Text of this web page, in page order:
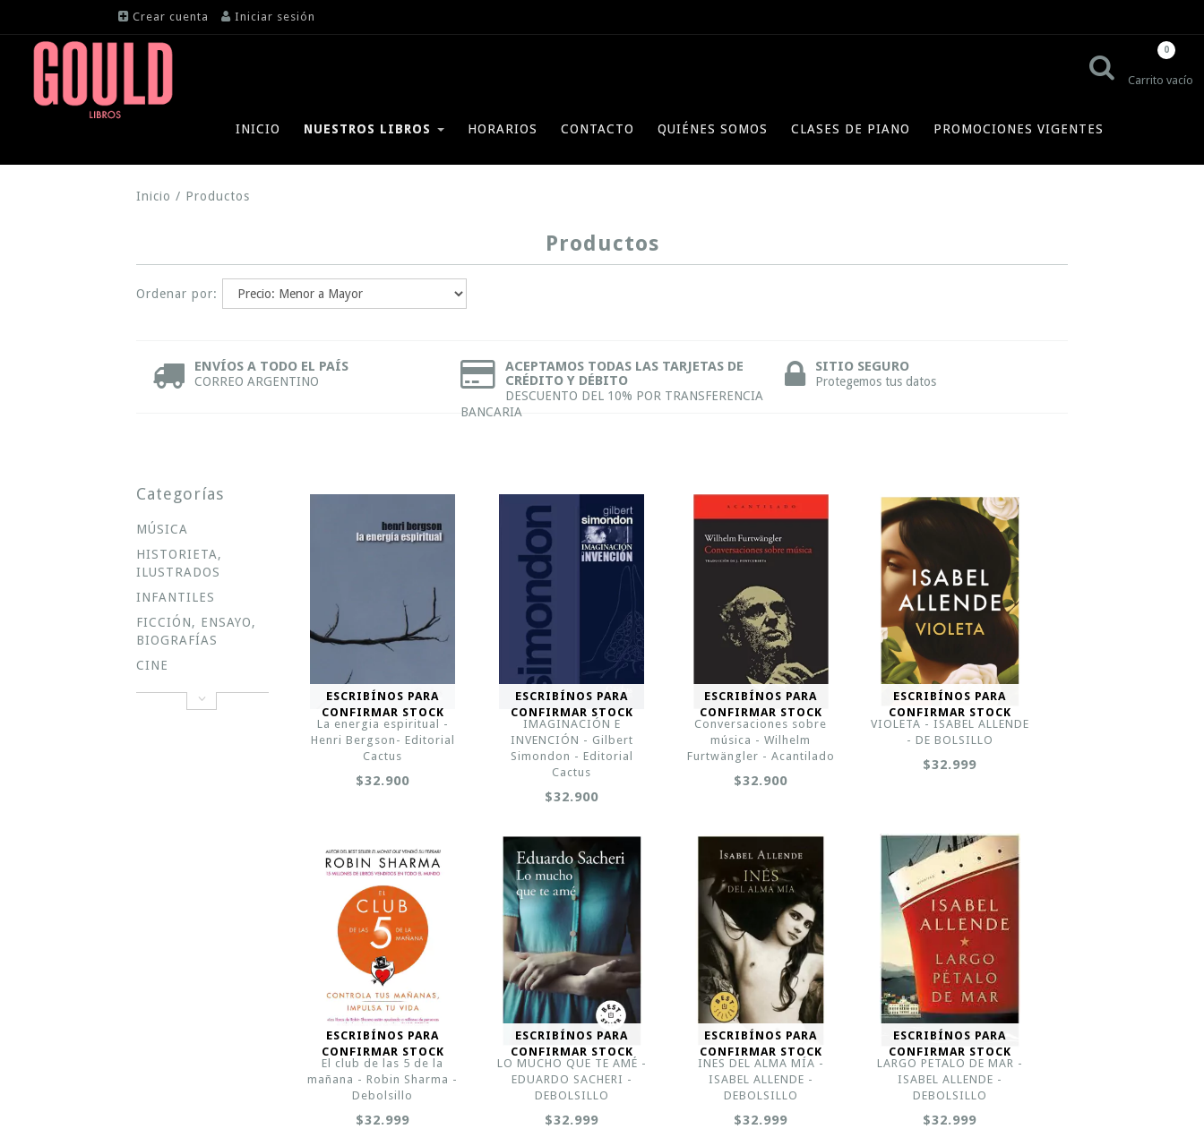
Crear cuenta Iniciar sesión
Carrito vacío
0
INICIO NUESTROS LIBROS HORARIOS CONTACTO QUIÉNES SOMOS CLASES DE PIANO PROMOCIONES VIGENTES
Inicio / Productos
Productos
Ordenar por:
ENVÍOS A TODO EL PAÍS
CORREO ARGENTINO
ACEPTAMOS TODAS LAS TARJETAS DE
CRÉDITO Y DÉBITO
DESCUENTO DEL 10% POR TRANSFERENCIA
BANCARIA
SITIO SEGURO
Protegemos tus datos
Categorías
MÚSICA
HISTORIETA,
ILUSTRADOS
INFANTILES
FICCIÓN, ENSAYO,
BIOGRAFÍAS
CINE
ESCRIBÍNOS PARA
CONFIRMAR STOCK
La energia espiritual -
Henri Bergson- Editorial
Cactus
$32.900
ESCRIBÍNOS PARA
CONFIRMAR STOCK
IMAGINACIÓN E
INVENCIÓN - Gilbert
Simondon - Editorial
Cactus
$32.900
ESCRIBÍNOS PARA
CONFIRMAR STOCK
Conversaciones sobre
música - Wilhelm
Furtwängler - Acantilado
$32.900
ESCRIBÍNOS PARA
CONFIRMAR STOCK
VIOLETA - ISABEL ALLENDE
- DE BOLSILLO
$32.999
ESCRIBÍNOS PARA
CONFIRMAR STOCK
El club de las 5 de la
mañana - Robin Sharma -
Debolsillo
$32.999
ESCRIBÍNOS PARA
CONFIRMAR STOCK
LO MUCHO QUE TE AMÉ -
EDUARDO SACHERI -
DEBOLSILLO
$32.999
ESCRIBÍNOS PARA
CONFIRMAR STOCK
INES DEL ALMA MÍA -
ISABEL ALLENDE -
DEBOLSILLO
$32.999
ESCRIBÍNOS PARA
CONFIRMAR STOCK
LARGO PETALO DE MAR -
ISABEL ALLENDE -
DEBOLSILLO
$32.999